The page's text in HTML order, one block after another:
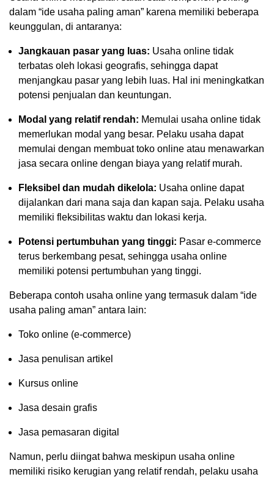
dalam “ide usaha paling aman” karena memiliki beberapa
keunggulan, di antaranya:
Jangkauan pasar yang luas: Usaha online tidak
terbatas oleh lokasi geografis, sehingga dapat
menjangkau pasar yang lebih luas. Hal ini meningkatkan
potensi penjualan dan keuntungan.
Modal yang relatif rendah: Memulai usaha online tidak
memerlukan modal yang besar. Pelaku usaha dapat
memulai dengan membuat toko online atau menawarkan
jasa secara online dengan biaya yang relatif murah.
Fleksibel dan mudah dikelola: Usaha online dapat
dijalankan dari mana saja dan kapan saja. Pelaku usaha
memiliki fleksibilitas waktu dan lokasi kerja.
Potensi pertumbuhan yang tinggi: Pasar e-commerce
terus berkembang pesat, sehingga usaha online
memiliki potensi pertumbuhan yang tinggi.
Beberapa contoh usaha online yang termasuk dalam “ide
usaha paling aman” antara lain:
Toko online (e-commerce)
Jasa penulisan artikel
Kursus online
Jasa desain grafis
Jasa pemasaran digital
Namun, perlu diingat bahwa meskipun usaha online
memiliki risiko kerugian yang relatif rendah, pelaku usaha